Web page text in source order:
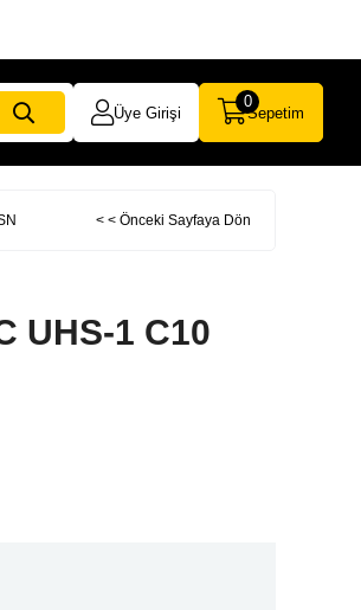
Üye Girişi Sepetim
0
< < Önceki Sayfaya Dön
UHS-1 C10